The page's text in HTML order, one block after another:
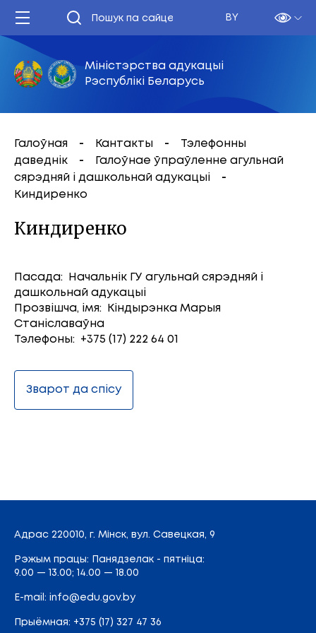
BY
Міністэрства адукацыі
Рэспублікі Беларусь
Галоўная Кантакты
Тэлефонны
даведнік
Галоўнае ўпраўленне агульнай
сярэдняй і дашкольнай адукацыі
Киндиренко
Киндиренко
Пасада: Начальнiк ГУ агульнай сярэдняй і
дашкольнай адукацыі
Прозвішча, імя: Кiндырэнка Марыя
Станіславаўна
Тэлефоны: +375 (17) 222 64 01
Зварот да спісу
Адрас 220010, г. Мінск, вул. Савецкая, 9
Рэжым працы: Панядзелак - пятніца:
9.00 — 13.00; 14.00 — 18.00
E-mail: info@edu.gov.by
Прыёмная: +375 (17) 327 47 36